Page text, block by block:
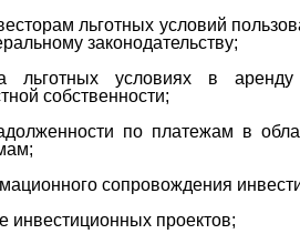
льготных условий
законодательству;
льготных условиях в
собственности;
по платежам в
сопровождения
инвестиционных проектов;